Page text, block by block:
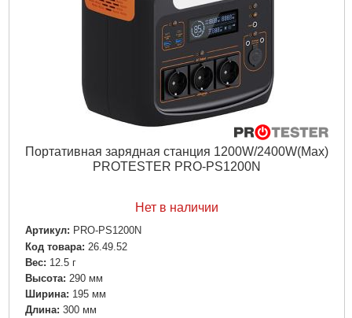
Подробнее...
Портативная зарядная станция 1200W/2400W(Max)
PROTESTER PRO-PS1200N
Нет в наличии
Артикул: PRO-PS1200N
Код товара: 26.49.52
Вес: 12.5 г
Высота: 290 мм
Ширина: 195 мм
Дли­на: 300 мм